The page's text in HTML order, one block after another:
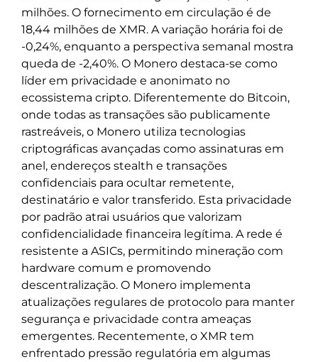
milhões. O fornecimento em circulação é de
18,44 milhões de XMR. A variação horária foi de
-0,24%, enquanto a perspectiva semanal mostra
queda de -2,40%. O Monero destaca-se como
líder em privacidade e anonimato no
ecossistema cripto. Diferentemente do Bitcoin,
onde todas as transações são publicamente
rastreáveis, o Monero utiliza tecnologias
criptográficas avançadas como assinaturas em
anel, endereços stealth e transações
confidenciais para ocultar remetente,
destinatário e valor transferido. Esta privacidade
por padrão atrai usuários que valorizam
confidencialidade financeira legítima. A rede é
resistente a ASICs, permitindo mineração com
hardware comum e promovendo
descentralização. O Monero implementa
atualizações regulares de protocolo para manter
segurança e privacidade contra ameaças
emergentes. Recentemente, o XMR tem
enfrentado pressão regulatória em algumas